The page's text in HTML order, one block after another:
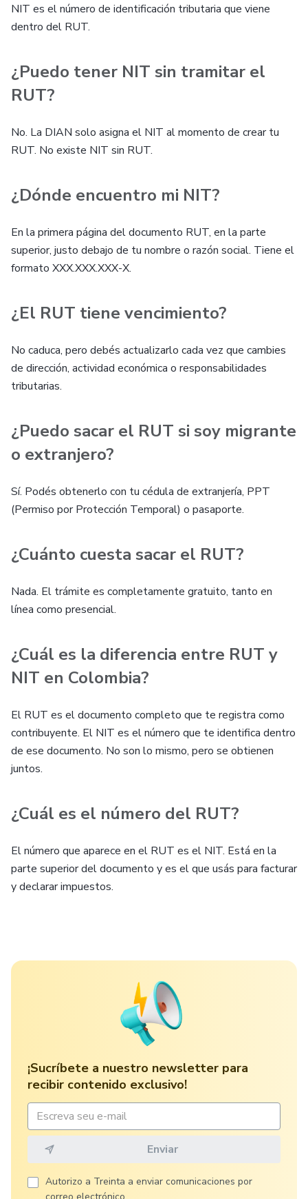
NIT es el número de identificación tributaria que viene
dentro del RUT.
¿Puedo tener NIT sin tramitar el
RUT?
No. La DIAN solo asigna el NIT al momento de crear tu
RUT. No existe NIT sin RUT.
¿Dónde encuentro mi NIT?
En la primera página del documento RUT, en la parte
superior, justo debajo de tu nombre o razón social. Tiene el
formato XXX.XXX.XXX-X.
¿El RUT tiene vencimiento?
No caduca, pero debés actualizarlo cada vez que cambies
de dirección, actividad económica o responsabilidades
tributarias.
¿Puedo sacar el RUT si soy migrante
o extranjero?
Sí. Podés obtenerlo con tu cédula de extranjería, PPT
(Permiso por Protección Temporal) o pasaporte.
¿Cuánto cuesta sacar el RUT?
Nada. El trámite es completamente gratuito, tanto en
línea como presencial.
¿Cuál es la diferencia entre RUT y
NIT en Colombia?
El RUT es el documento completo que te registra como
contribuyente. El NIT es el número que te identifica dentro
de ese documento. No son lo mismo, pero se obtienen
juntos.
¿Cuál es el número del RUT?
El número que aparece en el RUT es el NIT. Está en la
parte superior del documento y es el que usás para facturar
y declarar impuestos.
¡Sucríbete a nuestro newsletter para
recibir contenido exclusivo!
Autorizo ​​a Treinta a enviar comunicaciones por